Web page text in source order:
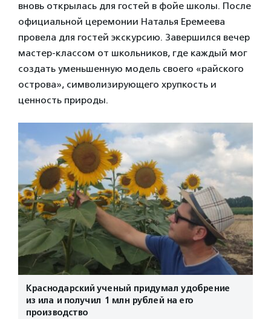
вновь открылась для гостей в фойе школы. После
официальной церемонии Наталья Еремеева
провела для гостей экскурсию. Завершился вечер
мастер-классом от школьников, где каждый мог
создать уменьшенную модель своего «райского
острова», символизирующего хрупкость и
ценность природы.
Краснодарский ученый придумал удобрение
из ила и получил 1 млн рублей на его
производство